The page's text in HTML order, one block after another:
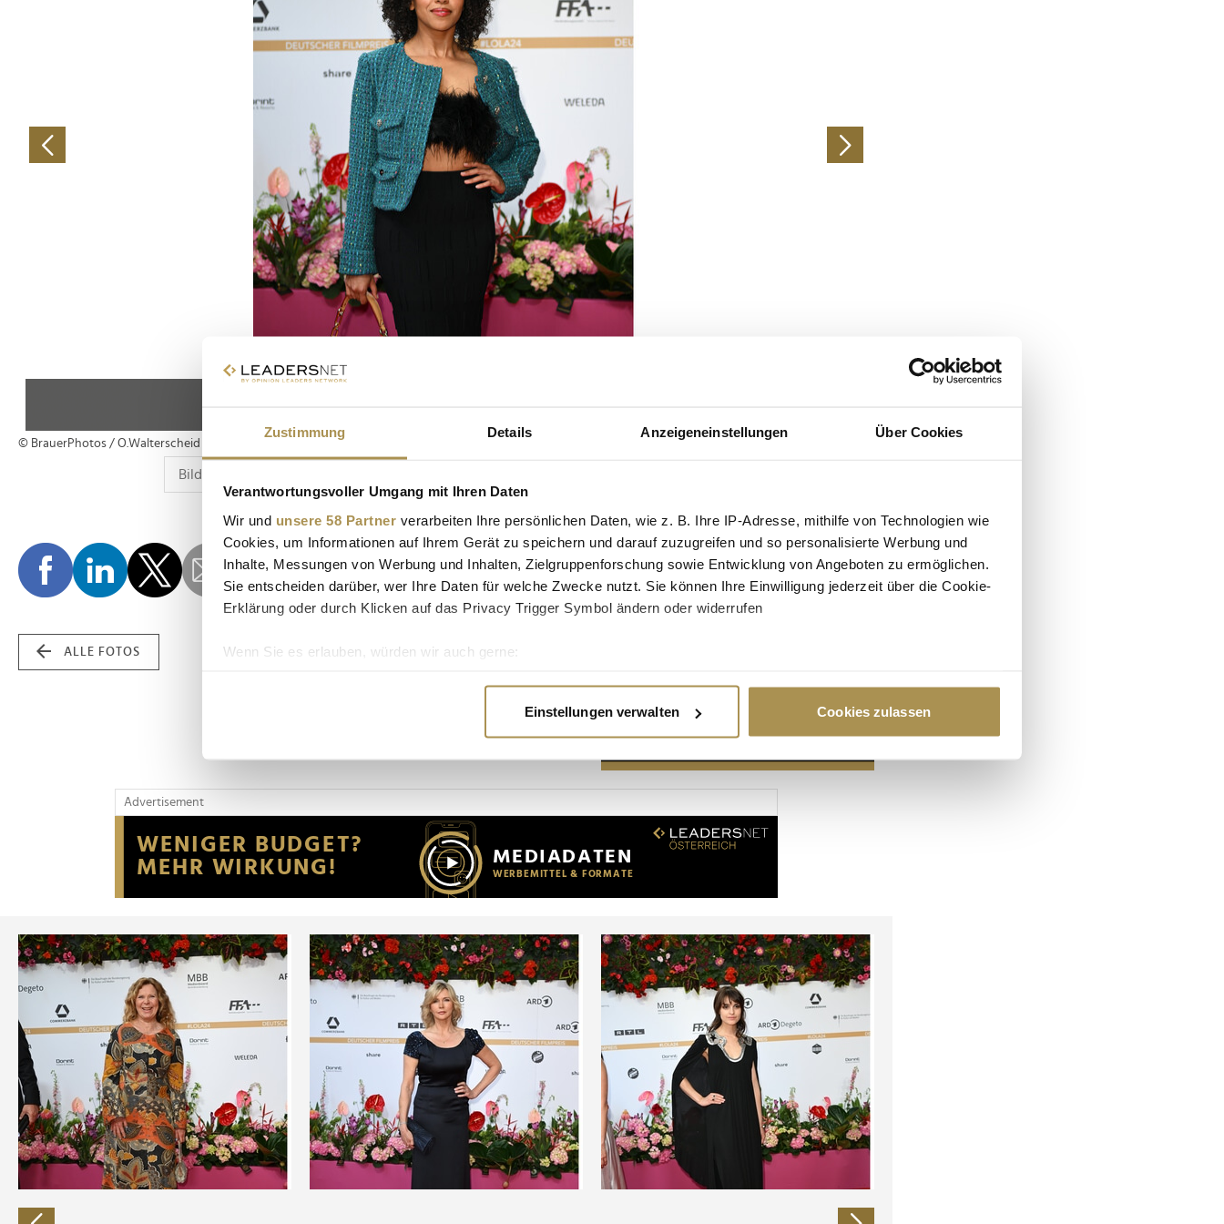
Zustimmung Details Anzeigeneinstellungen Über Cookies
Verantwortungsvoller Umgang mit Ihren Daten
Wir und unsere 58 Partner verarbeiten Ihre persönlichen Daten, wie z. B. Ihre IP-Adresse, mithilfe von Technologien wie
Cookies, um Informationen auf Ihrem Gerät zu speichern und darauf zuzugreifen und so personalisierte Werbung und
Inhalte, Messungen von Werbung und Inhalten, Zielgruppenforschung sowie Entwicklung von Angeboten zu ermöglichen.
Sie entscheiden darüber, wer Ihre Daten für welche Zwecke nutzt. Sie können Ihre Einwilligung jederzeit über die Cookie-
Erklärung oder durch Klicken auf das Privacy Trigger Symbol ändern oder widerrufen
Wenn Sie es erlauben, würden wir auch gerne:
Erfahren Sie mehr darüber, wie Ihre persönlichen Daten verarbeitet werden, und legen Sie Ihre Präferenzen im
Wir verwenden Cookies, um Inhalte und Anzeigen zu personalisieren, Funktionen für soziale Medien anbieten zu können
Website an unsere Partner für soziale Medien, Werbung und Analysen weiter. Unsere Partner führen diese Informationen
möglicherweise mit weiteren Daten zusammen, die Sie ihnen bereitgestellt haben oder die sie im Rahmen Ihrer Nutzung
der Dienste gesammelt haben.
Einstellungen verwalten Cookies zulassen
© BrauerPhotos / O.Walterscheid
ALLE FOTOS
Advertisement
Advertisement